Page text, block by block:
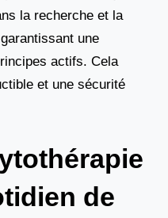
la recherche et la
une
actifs. Cela
et une sécurité
de